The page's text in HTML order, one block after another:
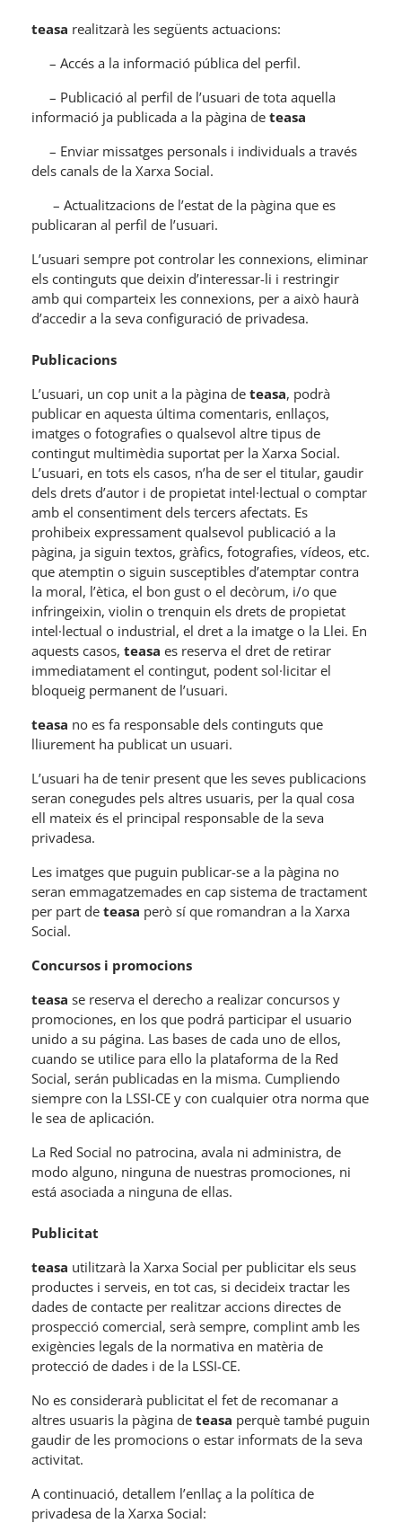
teasa realitzarà les següents actuacions:
– Accés a la informació pública del perfil.
– Publicació al perfil de l’usuari de tota aquella
informació ja publicada a la pàgina de teasa
– Enviar missatges personals i individuals a través
dels canals de la Xarxa Social.
– Actualitzacions de l’estat de la pàgina que es
publicaran al perfil de l’usuari.
L’usuari sempre pot controlar les connexions, eliminar
els continguts que deixin d’interessar-li i restringir
amb qui comparteix les connexions, per a això haurà
d’accedir a la seva configuració de privadesa.
Publicacions
L’usuari, un cop unit a la pàgina de teasa, podrà
publicar en aquesta última comentaris, enllaços,
imatges o fotografies o qualsevol altre tipus de
contingut multimèdia suportat per la Xarxa Social.
L’usuari, en tots els casos, n’ha de ser el titular, gaudir
dels drets d’autor i de propietat intel·lectual o comptar
amb el consentiment dels tercers afectats. Es
prohibeix expressament qualsevol publicació a la
pàgina, ja siguin textos, gràfics, fotografies, vídeos, etc.
que atemptin o siguin susceptibles d’atemptar contra
la moral, l’ètica, el bon gust o el decòrum, i/o que
infringeixin, violin o trenquin els drets de propietat
intel·lectual o industrial, el dret a la imatge o la Llei. En
aquests casos, teasa es reserva el dret de retirar
immediatament el contingut, podent sol·licitar el
bloqueig permanent de l’usuari.
teasa no es fa responsable dels continguts que
lliurement ha publicat un usuari.
L’usuari ha de tenir present que les seves publicacions
seran conegudes pels altres usuaris, per la qual cosa
ell mateix és el principal responsable de la seva
privadesa.
Les imatges que puguin publicar-se a la pàgina no
seran emmagatzemades en cap sistema de tractament
per part de teasa però sí que romandran a la Xarxa
Social.
Concursos i promocions
teasa se reserva el derecho a realizar concursos y
promociones, en los que podrá participar el usuario
unido a su página. Las bases de cada uno de ellos,
cuando se utilice para ello la plataforma de la Red
Social, serán publicadas en la misma. Cumpliendo
siempre con la LSSI-CE y con cualquier otra norma que
le sea de aplicación.
La Red Social no patrocina, avala ni administra, de
modo alguno, ninguna de nuestras promociones, ni
está asociada a ninguna de ellas.
Publicitat
teasa utilitzarà la Xarxa Social per publicitar els seus
productes i serveis, en tot cas, si decideix tractar les
dades de contacte per realitzar accions directes de
prospecció comercial, serà sempre, complint amb les
exigències legals de la normativa en matèria de
protecció de dades i de la LSSI-CE.
No es considerarà publicitat el fet de recomanar a
altres usuaris la pàgina de teasa perquè també puguin
gaudir de les promocions o estar informats de la seva
activitat.
A continuació, detallem l’enllaç a la política de
privadesa de la Xarxa Social: